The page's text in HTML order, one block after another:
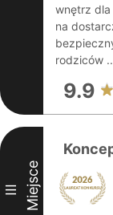
wnętrz dla
na
rodziców
9.9
III Miejsce